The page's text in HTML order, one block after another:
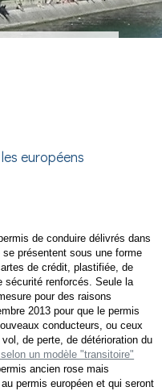
européens
de conduire délivrés dans
se présentent sous une forme
de crédit, plastifiée, de
sécurité renforcés. Seule la
pour des raisons
2013 pour que le permis
conducteurs, ou ceux
de perte, de détérioration du
un modèle "transitoire"
ancien rose mais
permis européen et qui seront